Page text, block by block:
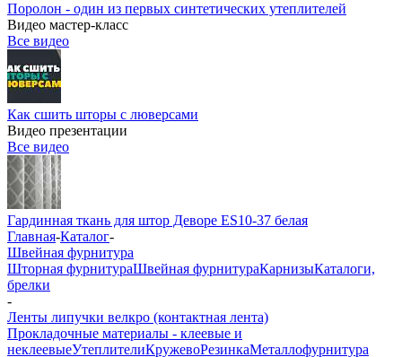
Поролон - один из первых синтетических утеплителей
Видео мастер-класс
Все видео
Как сшить шторы с люверсами
Видео презентации
Все видео
Гардинная ткань для штор Деворе ES10-37 белая
Главная-Каталог-
Швейная фурнитура
Шторная фурнитураШвейная фурнитураКарнизыКаталоги,
брелки
-
Ленты липучки велкро (контактная лента)
Прокладочные материалы - клеевые и
неклеевыеУтеплителиКружевоРезинкаМеталлофурнитура